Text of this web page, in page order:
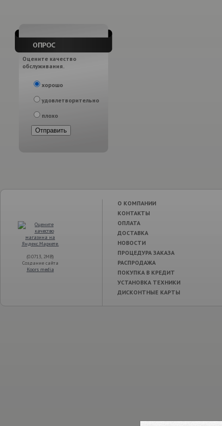
Оцените качество
обслуживания.
хорошо
удовлетворительно
плохо
(0.0713, 2MB)
Создание сайта
Koors media
О КОМПАНИИ
КОНТАКТЫ
ОПЛАТА
ДОСТАВКА
НОВОСТИ
ПРОЦЕДУРА ЗАКАЗА
РАСПРОДАЖА
ПОКУПКА В КРЕДИТ
УСТАНОВКА ТЕХНИКИ
ДИСКОНТНЫЕ КАРТЫ